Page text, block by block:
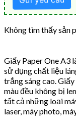
Không tìm thấy sản
Giấy Paper One A3
sử dụng chất liệu
trắng sáng cao.
màu đều không bị
tất cả những loại
laser, máy photo,